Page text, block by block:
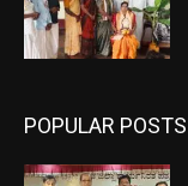
POPULAR POSTS